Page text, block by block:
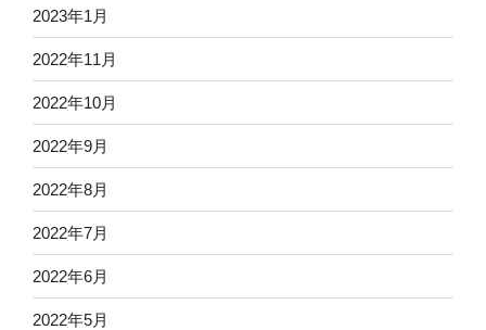
2023年1月
2022年11月
2022年10月
2022年9月
2022年8月
2022年7月
2022年6月
2022年5月